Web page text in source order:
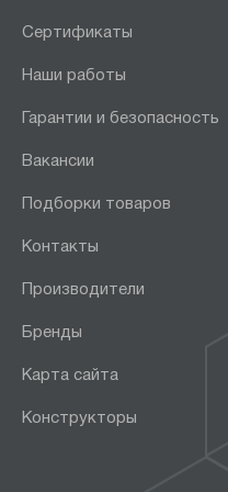
Сертификаты
Наши работы
Гарантии и безопасность
Вакансии
Подборки товаров
Контакты
Производители
Бренды
Карта сайта
Конструкторы